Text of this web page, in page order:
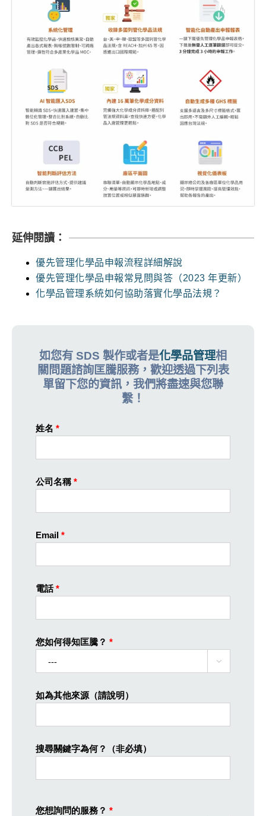
延伸閱讀：
優先管理化學品申報流程詳細解說
優先管理化學品申報常見問與答（2023 年更新）
化學品管理系統如何協助落實化學品法規？
如您有 SDS 製作或者是化學品管理相
關問題諮詢匡騰服務，歡迎透過下列表
單留下您的資訊，我們將盡速與您聯
繫！
姓名 *
公司名稱*
Email *
電話*
您如何得知匡騰？ *

如為其他來源（請說明）
搜尋關鍵字為何？（非必填）
您想詢問的服務？ *